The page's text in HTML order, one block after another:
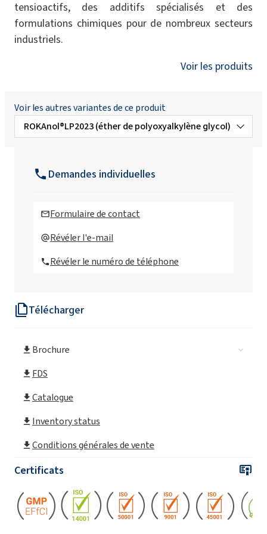
Télécharger
Brochure
FDS
Catalogue
Inventory status
Conditions générales de vente
Certificats
tensioactifs, des additifs spécialisés et des
formulations chimiques pour de nombreux secteurs
industriels.
Voir les produits
Voir les autres variantes de ce produit
ROKAnol®LP2023 (éther de polyoxyalkylène glycol)
ROKAnol®LP200 (éther de polyoxyalkylène
ROKAnol®LP2529 (éther de polyoxyalkylène
ROKAnol®LP27 (éther de polyoxyalkylène
propoxylé)
glycol)
ROKAnol®LP3135 (éther de polyoxyalkylène
Demandes individuelles
Formulaire de contact
Révéler l'e-mail
Révéler le numéro de téléphone